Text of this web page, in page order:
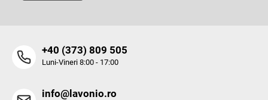
‭+40 (373) 809 505‬
Luni-Vineri 8:00 - 17:00
info@lavonio.ro